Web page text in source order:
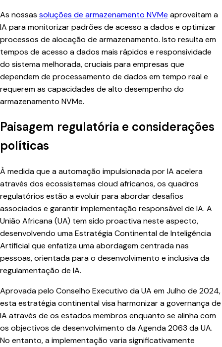
As nossas soluções de armazenamento NVMe aproveitam a
IA para monitorizar padrões de acesso a dados e optimizar
processos de alocação de armazenamento. Isto resulta em
tempos de acesso a dados mais rápidos e responsividade
do sistema melhorada, cruciais para empresas que
dependem de processamento de dados em tempo real e
requerem as capacidades de alto desempenho do
armazenamento NVMe.
Paisagem regulatória e considerações
políticas
À medida que a automação impulsionada por IA acelera
através dos ecossistemas cloud africanos, os quadros
regulatórios estão a evoluir para abordar desafios
associados e garantir implementação responsável de IA. A
União Africana (UA) tem sido proactiva neste aspecto,
desenvolvendo uma Estratégia Continental de Inteligência
Artificial que enfatiza uma abordagem centrada nas
pessoas, orientada para o desenvolvimento e inclusiva da
regulamentação de IA.
Aprovada pelo Conselho Executivo da UA em Julho de 2024,
esta estratégia continental visa harmonizar a governança de
IA através de os estados membros enquanto se alinha com
os objectivos de desenvolvimento da Agenda 2063 da UA.
No entanto, a implementação varia significativamente